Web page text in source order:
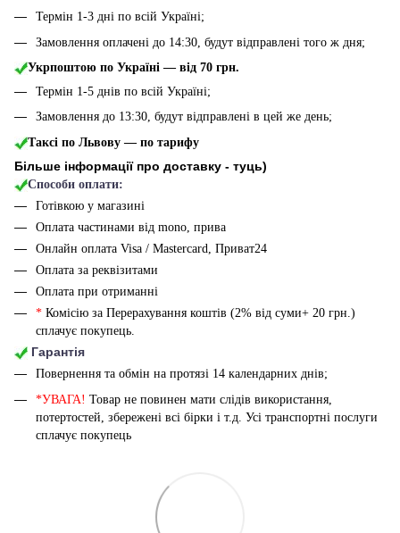
Термін 1-3 дні по всій Україні;
Замовлення оплачені до 14:30, будут відправлені того ж дня;
Укрпоштою по Україні — від 70 грн.
Термін 1-5 днів по всій Україні;
Замовлення до 13:30, будут відправлені в цей же день;
Таксі по Львову — по тарифу
Більше інформації про доставку - туць)
Способи оплати:
Готівкою у магазині
Оплата частинами від mono, прива
Онлайн оплата Visa / Mastercard, Приват24
Оплата за реквізитами
Оплата при отриманні
* Комісію за Перерахування коштів (2% від суми+ 20 грн.)
сплачує покупець.
Гарантія
Повернення та обмін на протязі 14 календарних днів;
*УВАГА! Товар не повинен мати слідів використання,
потертостей, збережені всі бірки і т.д. Усі транспортні послуги
сплачує покупець